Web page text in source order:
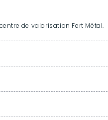
de valorisation Fert Métal.